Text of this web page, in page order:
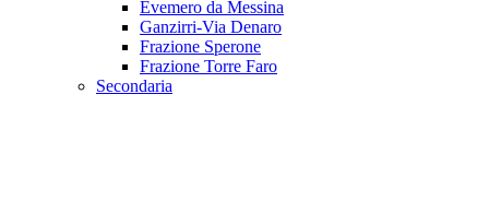
Evemero da Messina
Ganzirri-Via Denaro
Frazione Sperone
Frazione Torre Faro
Secondaria